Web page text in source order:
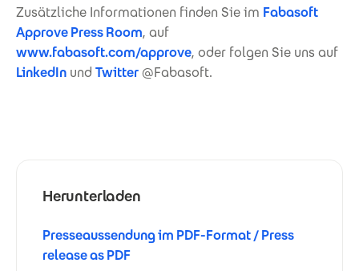
Zusätzliche Informationen finden Sie im Fabasoft
Approve Press Room, auf
www.fabasoft.com/approve, oder folgen Sie uns auf
LinkedIn und Twitter@Fabasoft.
Herunterladen
Presseaussendung im PDF-Format / Press
release as PDF